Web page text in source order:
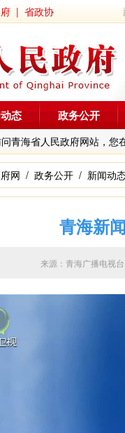
| 省政协
青海省人民政府网站，您
态 政务公开
网 / 政务公开 / 新闻动
青海新
来源：青海广播电